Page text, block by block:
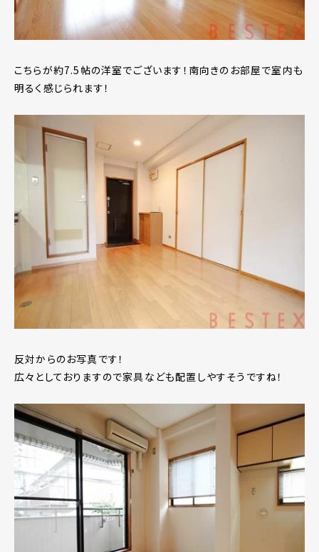
こちらが約7.5帖の洋室でございます！南向きのお部屋で室内も
明るく感じられます！
反対からのお写真です！
広々としておりますので家具なども配置しやすそうですね！